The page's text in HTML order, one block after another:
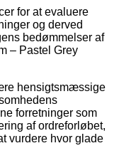
for at evaluere
og derved
bedømmelser af
– Pastel Grey
hensigtsmæssige
forretninger som
af ordreforløbet,
vurdere hvor glade